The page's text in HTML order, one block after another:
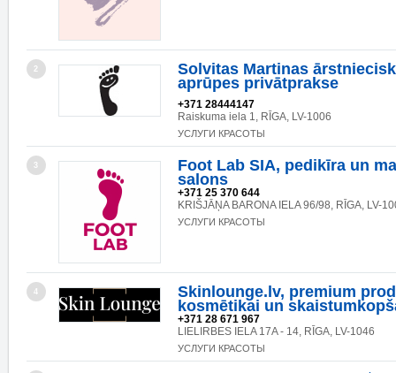
2
Solvitas Martinas
aprūpes privātprakse
+371 28444147
Raiskuma iela 1, RĪGA, LV-1006
УСЛУГИ КРАСОТЫ
3
Foot Lab SIA, pedikīra un
salons
+371 25 370 644
KRIŠJĀŅA BARONA IELA 96/98, RĪGA, LV-
УСЛУГИ КРАСОТЫ
4
Skinlounge.lv, premium
kosmētikai un
+371 28 671 967
LIELIRBES IELA 17A - 14, RĪGA, LV-1046
УСЛУГИ КРАСОТЫ